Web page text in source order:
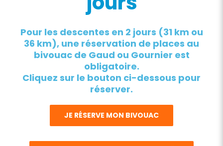
Pour les descentes en 2 jours (31 km ou
36 km), une réservation de places au
bivouac de Gaud ou Gournier est
obligatoire.
Cliquez sur le bouton ci-dessous pour
réserver.
JE RÉSERVE MON BIVOUAC